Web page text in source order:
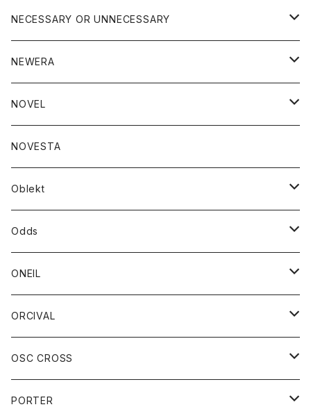
アウター
コート
ジャケット
アクセサリー
バッグ
グッズ
ウォレット
靴
トップス
ジャケット
シャツ
ボトム
ショートパンツ
パンツ
レディース
シャツ
Tシャツ
NECESSARY OR UNNECESSARY
アウター
コート
ジャケット
アクセサリー
バッグ
ブレスレット
グッズ
靴
ストール/マフラー
トップス
シャツ
シャツジャケット
ボトム
ショートパンツ
ジーンズ
NEWERA
帽子
NOVEL
トップス
カットソー
スエット
ボトム
NOVESTA
Oblekt
ボトム
ショートパンツ
パンツ
レディース
ボトム
Odds
帽子
ONEIL
スカート
ORCIVAL
アウター
コート
アクセサリー
OSC CROSS
ダウンジャケット
PORTER